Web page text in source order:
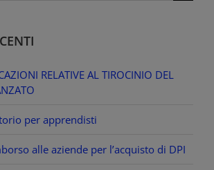
RELATIVE AL TIROCINIO DEL
per apprendisti
alle aziende per l’acquisto di DPI